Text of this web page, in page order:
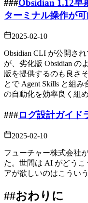
###Obsidian 1.12早
ターミナル操作が
2025-02-10
Obsidian CLI が公開さ
が、劣化版 Obsidian の
版を提供するのも良さ
とで Agent Skills と組
の自動化を効率良く組
###ログ設計ガイド
2025-02-10
フューチャー株式会社
た。世間は AI がどう
アが欲しいのはこうい
##おわりに